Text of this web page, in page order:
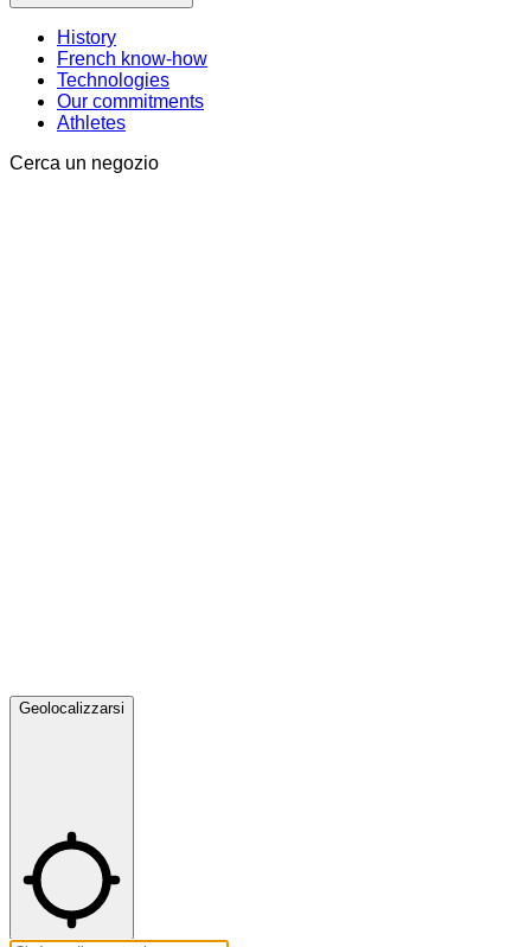
History
French know-how
Technologies
Our commitments
Athletes
Cerca un negozio
Geolocalizzarsi